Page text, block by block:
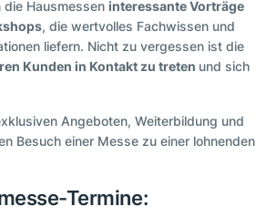
die Hausmessen interessante Vorträge
, die wertvolles Fachwissen und
liefern. Nicht zu vergessen ist die
Kunden in Kontakt zu treten und sich
Angeboten, Weiterbildung und
Besuch einer Messe zu einer lohnenden
Termine: